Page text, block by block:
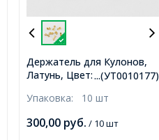
...(УТ0010177)
Держатель для Кулонов,
Латунь, Цвет: Золото,
3мм, (УТ0010177)
Упаковка: 10 шт
300,00 руб. / 10 шт